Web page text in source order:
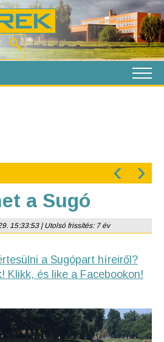
‹ ›
a Sugó
15:33:53 | Utolsó frissítés: 7 év
a Sugópart híreiről?
Klikk, és like a Facebookon!